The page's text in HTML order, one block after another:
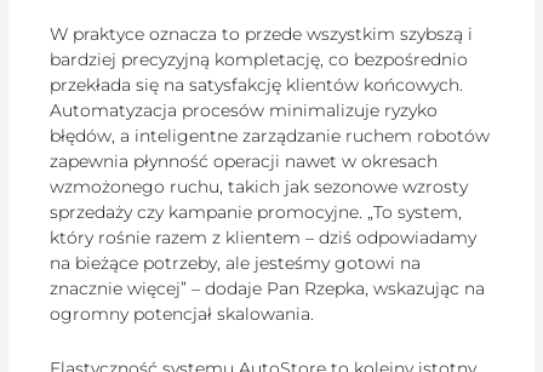
W praktyce oznacza to przede wszystkim szybszą i
bardziej precyzyjną kompletację, co bezpośrednio
przekłada się na satysfakcję klientów końcowych.
Automatyzacja procesów minimalizuje ryzyko
błędów, a inteligentne zarządzanie ruchem robotów
zapewnia płynność operacji nawet w okresach
wzmożonego ruchu, takich jak sezonowe wzrosty
sprzedaży czy kampanie promocyjne. „To system,
który rośnie razem z klientem – dziś odpowiadamy
na bieżące potrzeby, ale jesteśmy gotowi na
znacznie więcej” – dodaje Pan Rzepka, wskazując na
ogromny potencjał skalowania.